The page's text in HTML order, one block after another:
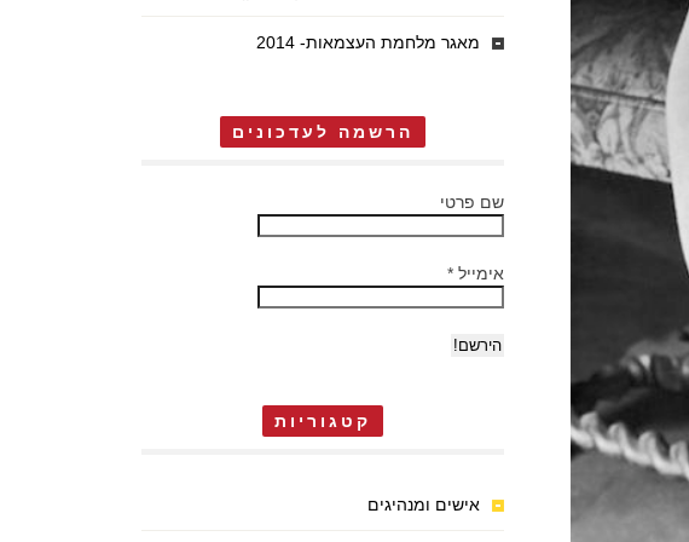
מאגר מלחמת העצמאות- 2014
הרשמה לעדכונים
שם פרטי
אימייל *
קטגוריות
אישים ומנהיגים